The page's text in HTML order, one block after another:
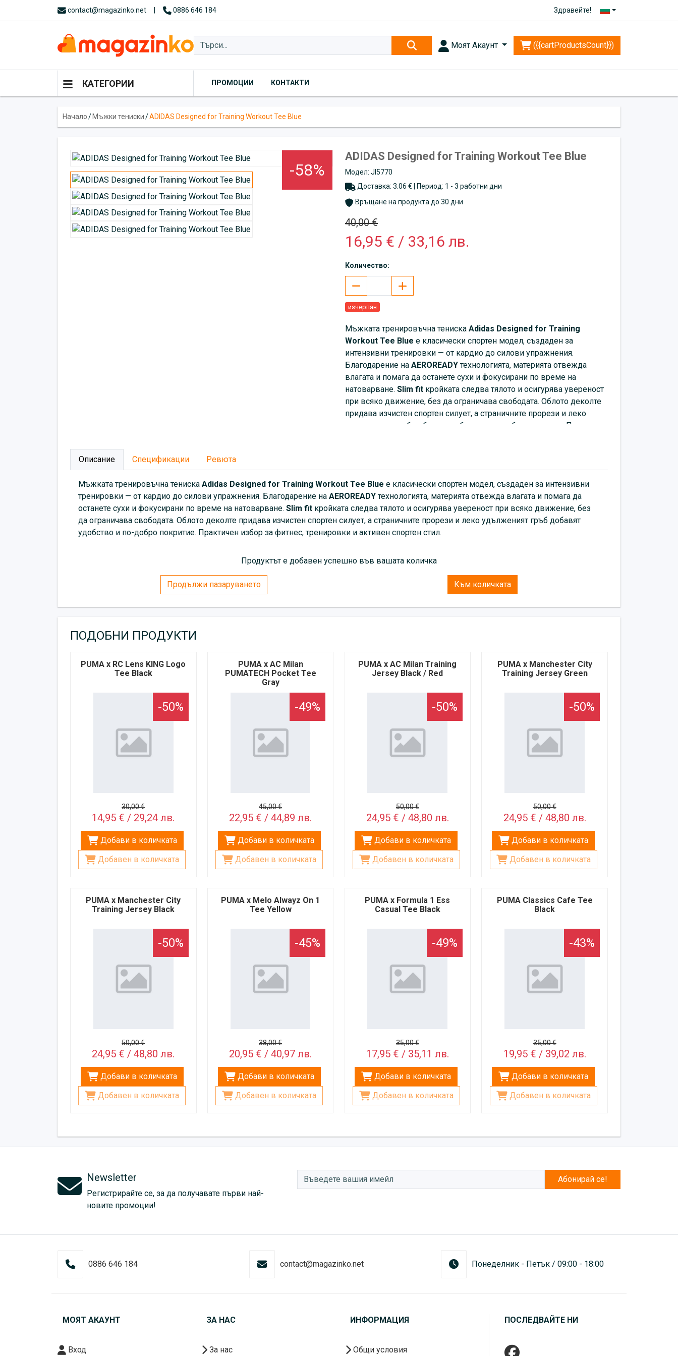
contact@magazinko.net 0886 646 184 Здравейте!
Моят Акаунт ({{cartProductsCount}})
КАТЕГОРИИ ПРОМОЦИИ КОНТАКТИ
Начало/ Мъжки тениски/ADIDAS Designed for Training Workout Tee Blue
-58%
ADIDAS Designed for Training Workout Tee Blue
Модел: JI5770
Доставка: 3.06 € | Период: 1 - 3 работни дни
Връщане на продукта до 30 дни
40,00 €
16,95 € / 33,16 лв.
Количество:
изчерпан
Мъжката тренировъчна тениска Adidas Designed for Training
Workout Tee Blue е класически спортен модел, създаден за
интензивни тренировки — от кардио до силови упражнения.
Благодарение на AEROREADYтехнологията, материята отвежда
влагата и помага да останете сухи и фокусирани по време на
натоварване. Slim fit кройката следва тялото и осигурява увереност
при всяко движение, без да ограничава свободата. Облото деколте
придава изчистен спортен силует, а страничните прорези и леко
удълженият гръб добавят удобство и по-добро покритие. Практичен
Описание Спецификации Ревюта
Мъжката тренировъчна тениска Adidas Designed for Training Workout Tee Blue е класически спортен модел, създаден за интензивни
тренировки — от кардио до силови упражнения. Благодарение на AEROREADYтехнологията, материята отвежда влагата и помага да
останете сухи и фокусирани по време на натоварване. Slim fit кройката следва тялото и осигурява увереност при всяко движение, без
да ограничава свободата. Облото деколте придава изчистен спортен силует, а страничните прорези и леко удълженият гръб добавят
удобство и по-добро покритие. Практичен избор за фитнес, тренировки и активен спортен стил.
Продуктът е добавен успешно във вашата количка
Продължи пазаруването Към количката
ПОДОБНИ ПРОДУКТИ
PUMA x RC Lens KING Logo
Tee Black
-50%
30,00 €
14,95 € / 29,24 лв.
Добави в количката
Добавен в количката
PUMA x AC Milan
PUMATECH Pocket Tee
Gray
-49%
45,00 €
22,95 € / 44,89 лв.
Добави в количката
Добавен в количката
PUMA x AC Milan Training
Jersey Black / Red
-50%
50,00 €
24,95 € / 48,80 лв.
Добави в количката
Добавен в количката
PUMA x Manchester City
Training Jersey Green
-50%
50,00 €
24,95 € / 48,80 лв.
Добави в количката
Добавен в количката
PUMA x Manchester City
Training Jersey Black
-50%
50,00 €
24,95 € / 48,80 лв.
Добави в количката
Добавен в количката
PUMA x Melo Alwayz On 1
Tee Yellow
-45%
38,00 €
20,95 € / 40,97 лв.
Добави в количката
Добавен в количката
PUMA x Formula 1 Ess
Casual Tee Black
-49%
35,00 €
17,95 € / 35,11 лв.
Добави в количката
Добавен в количката
PUMA Classics Cafe Tee
Black
-43%
35,00 €
19,95 € / 39,02 лв.
Добави в количката
Добавен в количката
Newsletter
Регистрирайте се, за да получавате първи най-
новите промоции!
Абонирай се!
0886 646 184 contact@magazinko.net Понеделник - Петък / 09:00 - 18:00
МОЯТ АКАУНТ
Вход
ЗА НАС
За нас
ИНФОРМАЦИЯ
Общи условия
ПОСЛЕДВАЙТЕ НИ